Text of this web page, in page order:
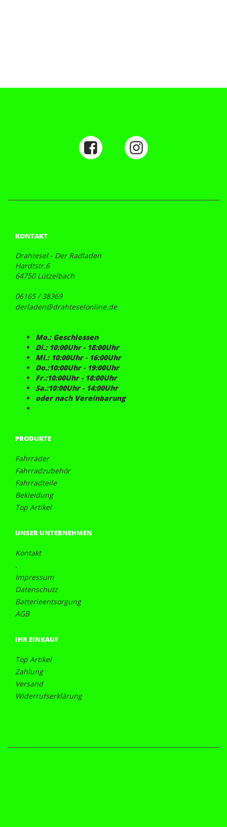
KONTAKT
Drahtesel - Der Radladen
Hardtstr.6
64750 Lützelbach
06165 / 38369
derladen@drahteselonline.de
Mo.: Geschlossen
Di.: 10:00Uhr - 18:00Uhr
Mi.: 10:00Uhr - 16:00Uhr
Do.:10:00Uhr - 19:00Uhr
Fr.:10:00Uhr - 18:00Uhr
Sa.:10:00Uhr - 14:00Uhr
oder nach Vereinbarung
PRODUKTE
Fahrräder
Fahrradzubehör
Fahrradteile
Bekleidung
Top Artikel
UNSER UNTERNEHMEN
Kontakt
.
Impressum
Datenschutz
Batterieentsorgung
AGB
IHR EINKAUF
Top Artikel
Zahlung
Versand
Widerrufserklärung